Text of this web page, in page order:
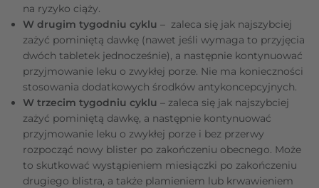
na ryzyko ciąży.
W drugim tygodniu cyklu – zaleca się jak najszybciej
zażyć pominiętą dawkę (nawet jeśli wymaga to przyjęcia
dwóch tabletek jednocześnie), a następnie kontynuować
przyjmowanie leku o zwykłej porze. Nie ma konieczności
stosowania dodatkowych środków antykoncepcyjnych.
W trzecim tygodniu cyklu – zaleca się jak najszybciej
zażyć pominiętą dawkę, a następnie kontynuować
przyjmowanie leku o zwykłej porze i bez przerwy
rozpocząć nowy blister po zakończeniu obecnego. Może
to skutkować wystąpieniem miesiączki po zakończeniu
drugiego blistra, a także plamieniem lub krwawieniem